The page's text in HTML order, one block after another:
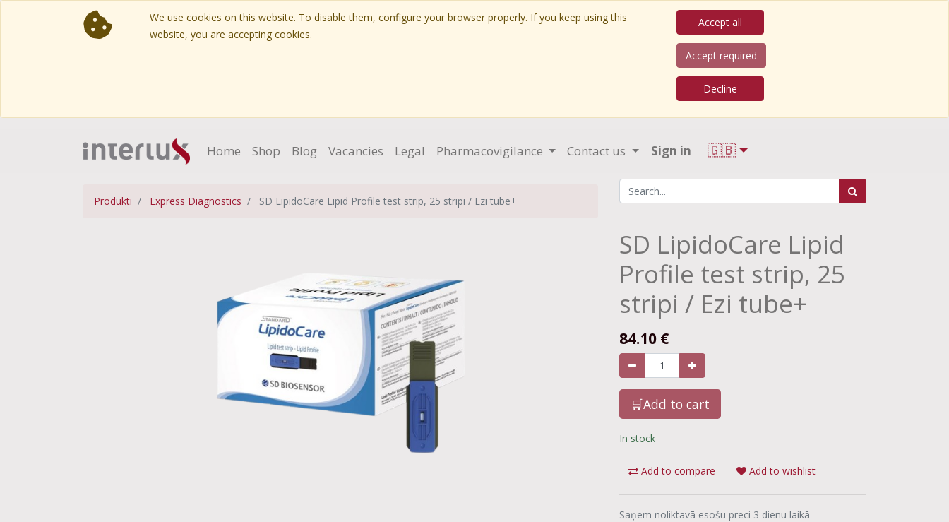
We use cookies on this website. To disable them, configure your browser properly. If you keep using this
website, you are accepting cookies.
Accept all
Accept required
Decline
Home Shop Blog Vacancies Legal Pharmacovigilance Contact us Sign in 🇬🇧
Produkti Express Diagnostics SD LipidoCare Lipid Profile test strip, 25 stripi / Ezi tube+
SD LipidoCare Lipid
Profile test strip, 25
stripi / Ezi tube+
84.10 €
🛒Add to cart
In stock
Add to compare Add to wishlist
Saņem noliktavā esošu preci 3 dienu laikā